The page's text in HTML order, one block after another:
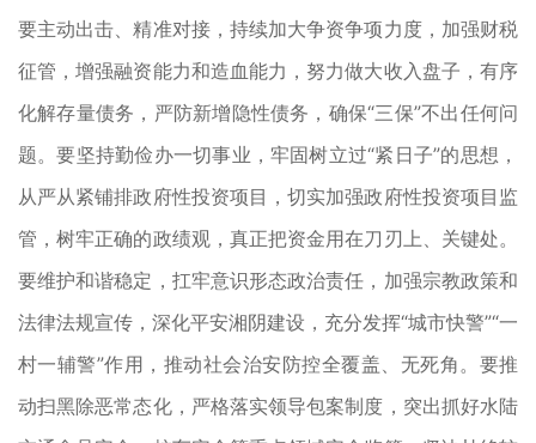
要主动出击、精准对接，持续加大争资争项力度，加强财税
征管，增强融资能力和造血能力，努力做大收入盘子，有序
化解存量债务，严防新增隐性债务，确保“三保”不出任何问
题。要坚持勤俭办一切事业，牢固树立过“紧日子”的思想，
从严从紧铺排政府性投资项目，切实加强政府性投资项目监
管，树牢正确的政绩观，真正把资金用在刀刃上、关键处。
要维护和谐稳定，扛牢意识形态政治责任，加强宗教政策和
法律法规宣传，深化平安湘阴建设，充分发挥“城市快警”“一
村一辅警”作用，推动社会治安防控全覆盖、无死角。要推
动扫黑除恶常态化，严格落实领导包案制度，突出抓好水陆